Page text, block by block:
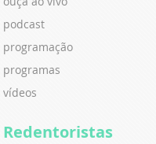
podcast
programação
programas
vídeos
Redentoristas